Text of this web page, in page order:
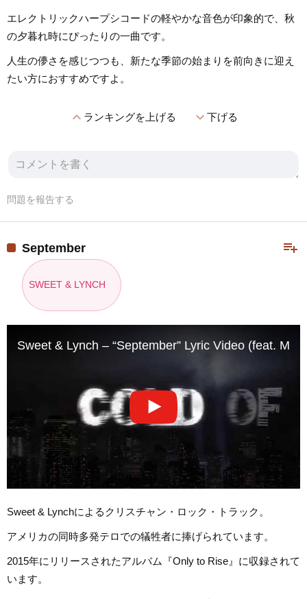
エレクトリックハープシコードの軽やかな音色が印象的で、秋
の夕暮れ時にぴったりの一曲です。
人生の儚さを感じつつも、新たな季節の始まりを前向きに迎え
たい方におすすめですよ。
expand_lessランキングを上げる expand_more下げる
問題を報告する
playlist_add
September
SWEET & LYNCH
Sweet & Lynch – “September” Lyric Video (feat.
Sweet & Lynchによるクリスチャン・ロック・トラック。
アメリカの同時多発テロでの犠牲者に捧げられています。
2015年にリリースされたアルバム『Only to Rise』に収録されて
います。